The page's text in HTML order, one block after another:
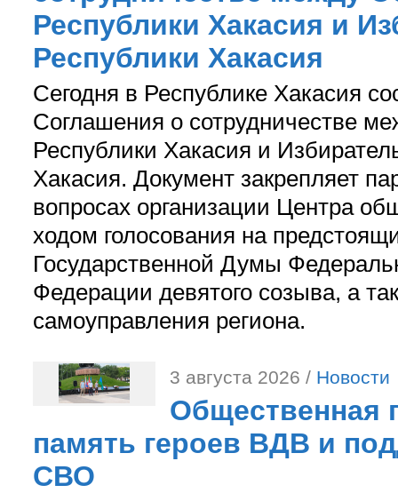
Республики Хакасия и
Республики Хакасия
Сегодня в Республике Хакасия
Соглашения о сотрудничестве
Республики Хакасия и
Хакасия. Документ закрепляет
вопросах организации Центра
ходом голосования на
Государственной Думы
Федерации девятого созыва, а
самоуправления региона.
3 августа 2026 / Новости
Общественная
память героев ВДВ и
СВО